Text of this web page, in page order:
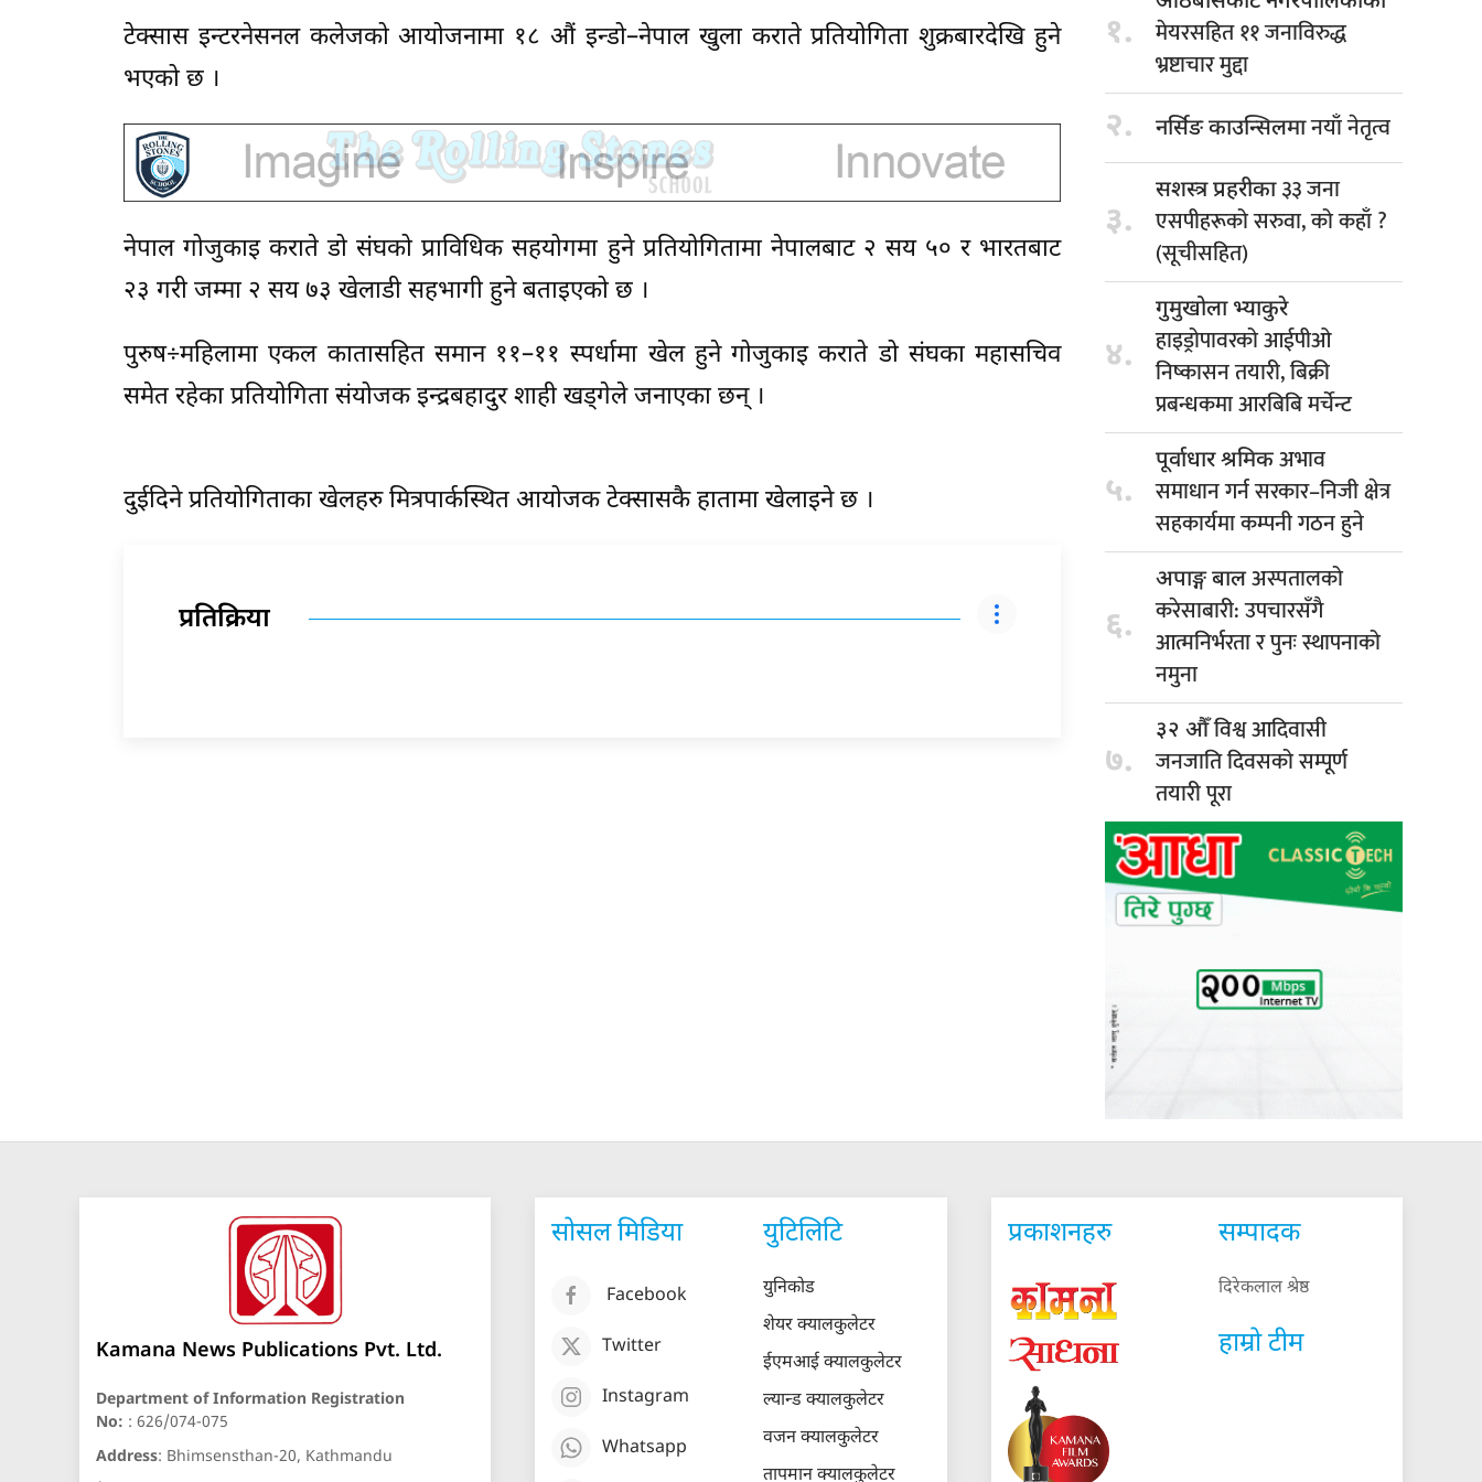
टेक्सास इन्टरनेसनल कलेजको आयोजनामा १८ औं इन्डो–नेपाल खुला कराते प्रतियोगिता शुक्रबारदेखि हुने
भएको छ ।
नेपाल गोजुकाइ कराते डो संघको प्राविधिक सहयोगमा हुने प्रतियोगितामा नेपालबाट २ सय ५० र भारतबाट
२३ गरी जम्मा २ सय ७३ खेलाडी सहभागी हुने बताइएको छ ।
पुरुष÷महिलामा एकल कातासहित समान ११–११ स्पर्धामा खेल हुने गोजुकाइ कराते डो संघका महासचिव
समेत रहेका प्रतियोगिता संयोजक इन्द्रबहादुर शाही खड्गेले जनाएका छन् ।
दुईदिने प्रतियोगिताका खेलहरु मित्रपार्कस्थित आयोजक टेक्सासकै हातामा खेलाइने छ ।
प्रतिक्रिया
१.
मेयरसहित ११ जनाविरुद्ध
भ्रष्टाचार मुद्दा
२. नर्सिङ काउन्सिलमानयाँ नेतृत्व
३.
सशस्त्र प्रहरीका३३ जना
एसपीहरूको सरुवा, को कहाँ ?
(सूचीसहित)
४.
गुमुखोला भ्याकुरे
हाइड्रोपावरको आईपीओ
निष्कासन तयारी, बिक्री
प्रबन्धकमा आरबिबि मर्चेन्ट
५.
पूर्वाधार श्रमिकअभाव
समाधान गर्न सरकार–निजी क्षेत्र
सहकार्यमा कम्पनी गठन हुने
६.
अपाङ्ग बालअस्पतालको
करेसाबारी: उपचारसँगै
आत्मनिर्भरता र पुनः स्थापनाको
नमुना
७.
३२ औँविश्व आदिवासी
जनजाति दिवसको सम्पूर्ण
तयारी पूरा
Kamana News Publications Pvt. Ltd.
Department of Information Registration
No: : 626/074-075
Address: Bhimsensthan-20, Kathmandu
सोसल मिडिया
Facebook
Twitter
Instagram
Whatsapp
युटिलिटि
युनिकोड
शेयर क्यालकुलेटर
ईएमआई क्यालकुलेटर
ल्यान्ड क्यालकुलेटर
वजन क्यालकुलेटर
तापमान क्यालकुलेटर
प्रकाशनहरु सम्पादक
दिरेकलाल श्रेष्ठ
हाम्रो टीम